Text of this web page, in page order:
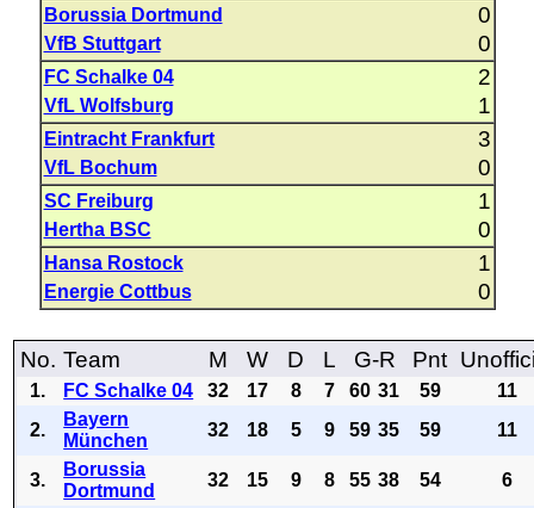
Borussia Dortmund 0
VfB Stuttgart 0
FC Schalke 04 2
VfL Wolfsburg 1
Eintracht Frankfurt 3
VfL Bochum 0
SC Freiburg 1
Hertha BSC 0
Hansa Rostock 1
Energie Cottbus 0
No. Team M W D L G-R Pnt
1. FC Schalke 04 32 17 8 7 60 31 59
11
2.
Bayern
München
32 18 5 9 59 35 59 11
3.
Borussia
Dortmund
32 15 9 8 55 38 54 6